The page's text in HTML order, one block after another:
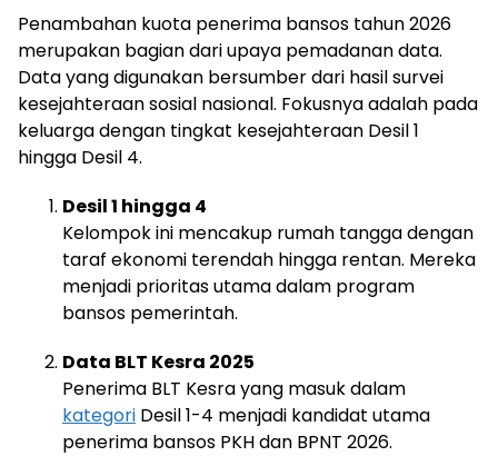
Penambahan kuota penerima bansos tahun 2026
merupakan bagian dari upaya pemadanan data.
Data yang digunakan bersumber dari hasil survei
kesejahteraan sosial nasional. Fokusnya adalah pada
keluarga dengan tingkat kesejahteraan Desil 1
hingga Desil 4.
Desil 1 hingga 4
Kelompok ini mencakup rumah tangga dengan
taraf ekonomi terendah hingga rentan. Mereka
menjadi prioritas utama dalam program
bansos pemerintah.
Data BLT Kesra 2025
Penerima BLT Kesra yang masuk dalam
kategori Desil 1-4 menjadi kandidat utama
penerima bansos PKH dan BPNT 2026.